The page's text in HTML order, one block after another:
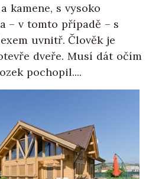
kamene, s vysoko
– v tomto případě – s
uvnitř. Člověk je
dveře. Musí dát očím
pochopil....